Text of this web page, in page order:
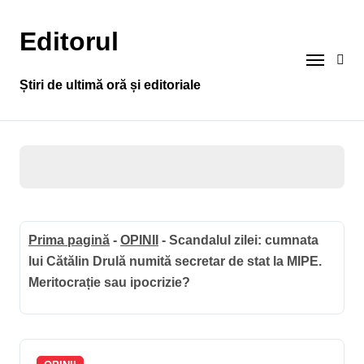
conținut
Editorul
Știri de ultimă oră și editoriale
Prima pagină - OPINII - Scandalul zilei: cumnata
lui Cătălin Drulă numită secretar de stat la MIPE.
Meritocrație sau ipocrizie?